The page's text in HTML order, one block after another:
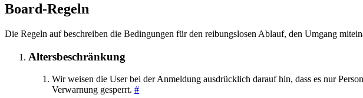
Board-Regeln
Die Regeln auf beschreiben die Bedingungen für den reibungslosen Ablauf, den Umgang
Altersbeschränkung
Wir weisen die User bei der Anmeldung ausdrücklich darauf hin, dass es nur
Verwarnung gesperrt. #